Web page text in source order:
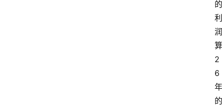
的
利
润
算
2
6
年
的